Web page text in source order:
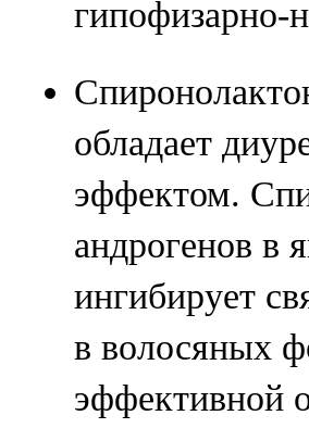
гипофизарно-
обладает
эффектом.
андрогенов в
ингибирует
в волосяных
эффективной